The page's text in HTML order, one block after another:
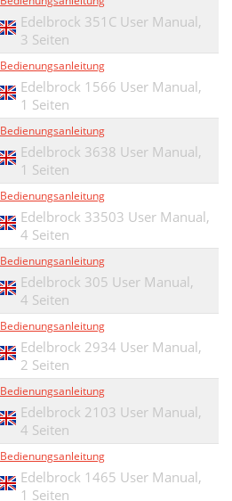
Edelbrock 351C User Manual,
3 Seiten
Bedienungsanleitung
Edelbrock 1566 User Manual,
1 Seiten
Bedienungsanleitung
Edelbrock 3638 User Manual,
1 Seiten
Bedienungsanleitung
Edelbrock 33503 User Manual,
4 Seiten
Bedienungsanleitung
Edelbrock 305 User Manual,
4 Seiten
Bedienungsanleitung
Edelbrock 2934 User Manual,
2 Seiten
Bedienungsanleitung
Edelbrock 2103 User Manual,
4 Seiten
Bedienungsanleitung
Edelbrock 1465 User Manual,
1 Seiten